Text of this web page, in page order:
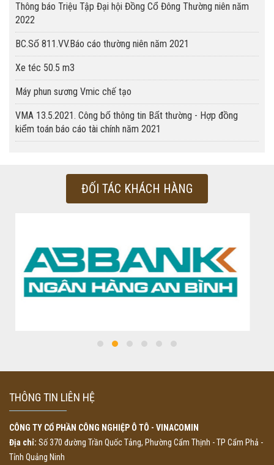
Thông báo Triệu Tập Đại hội Đồng Cổ Đông Thường niên năm
2022
BC.Số 811.VV.Báo cáo thường niên năm 2021
Xe téc 50.5 m3
Máy phun sương Vmic chế tạo
VMA 13.5.2021. Công bố thông tin Bất thường - Hợp đồng
kiểm toán báo cáo tài chính năm 2021
ĐỐI TÁC KHÁCH HÀNG
THÔNG TIN LIÊN HỆ
CÔNG TY CỔ PHẦN CÔNG NGHIỆP Ô TÔ - VINACOMIN
Địa chỉ: Số 370 đường Trần Quốc Tảng, Phường Cẩm Thịnh - TP Cẩm Phả -
Tỉnh Quảng Ninh